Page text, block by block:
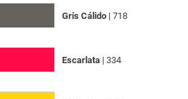
Gris Cálido| 718
Escarlata| 334